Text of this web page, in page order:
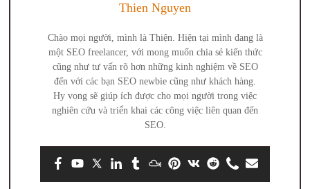
Thien Nguyen
Chào mọi người, mình là Thiện. Hiện tại mình đang là
một SEO freelancer, với mong muốn chia sẻ kiến thức
cũng như tư vấn rõ hơn những kinh nghiệm về SEO
đến với các bạn SEO newbie cũng như khách hàng.
Hy vọng sẽ giúp ích được cho mọi người trong việc
nghiên cứu và triển khai các công việc liên quan đến
SEO.